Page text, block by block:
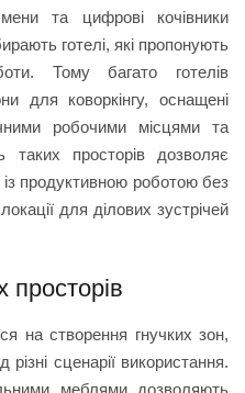
та цифрові кочівники
готелі, які пропонують
Тому багато готелів
для коворкінгу, оснащені
робочими місцями та
таких просторів дозволяє
продуктивною роботою без
для ділових зустрічей
просторів
на створення гнучких зон,
сценарії використання.
меблями дозволяють